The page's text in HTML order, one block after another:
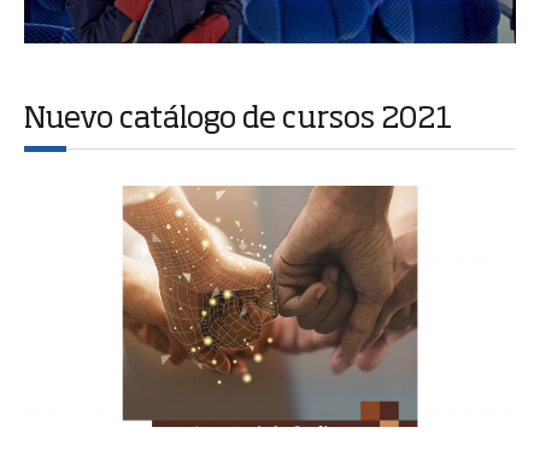
Nuevo catálogo de cursos 2021